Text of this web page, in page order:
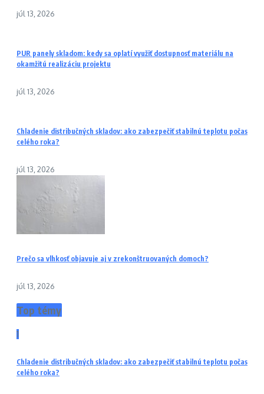
júl 13, 2026
PUR panely skladom: kedy sa oplatí využiť dostupnosť materiálu na
okamžitú realizáciu projektu
júl 13, 2026
Chladenie distribučných skladov: ako zabezpečiť stabilnú teplotu počas
celého roka?
júl 13, 2026
Prečo sa vlhkosť objavuje aj v zrekonštruovaných domoch?
júl 13, 2026
Top témy
1
Chladenie distribučných skladov: ako zabezpečiť stabilnú teplotu počas
celého roka?